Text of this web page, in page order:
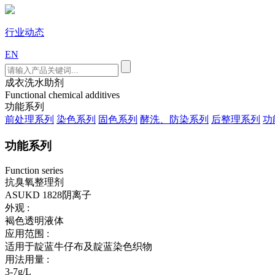
行业动态
EN
成衣洗水助剂
Functional chemical additives
功能系列
前处理系列 染色系列 固色系列 酵洗、防染系列 后整理系列 功
功能系列
Function series
抗臭氧整理剂
ASUKD 1828阴离子
外观 :
褐色透明液体
应用范围 :
适用于靛蓝牛仔布及靛蓝染色织物
用法用量 :
3-7g/L